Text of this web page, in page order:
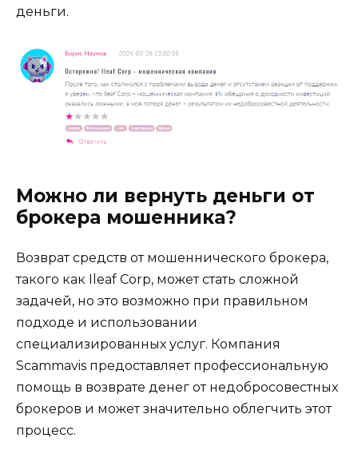
деньги.
Можно ли вернуть деньги от
брокера мошенника?
Возврат средств от мошеннического брокера,
такого как Ileaf Corp, может стать сложной
задачей, но это возможно при правильном
подходе и использовании
специализированных услуг. Компания
Scammavis предоставляет профессиональную
помощь в возврате денег от недобросовестных
брокеров и может значительно облегчить этот
процесс.